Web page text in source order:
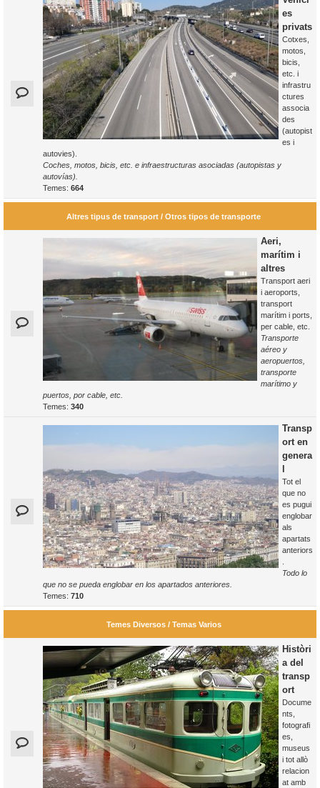
es
privats
Cotxes,
motos,
bicis,
etc. i
infrastru
ctures
associa
des
(autopist
es i
autovies).
Coches, motos, bicis, etc. e infraestructuras asociadas (autopistas y
autovías).
Temes: 664
Altres tipus de transport / Otros tipos de transporte
Aeri,
marítim i
altres
Transport aeri
i aeroports,
transport
marítim i ports,
per cable, etc.
Transporte
aéreo y
aeropuertos,
transporte
marítimo y
puertos, por cable, etc.
Temes: 340
Transp
ort en
genera
Tot el
que no
es pugui
englobar
als
apartats
anteriors
Todo lo
que no se pueda englobar en los apartados anteriores.
Temes: 710
Temes Diversos / Temas Varios
Històri
a del
transp
ort
Docume
nts,
fotografi
es,
museus
i tot allò
relacion
at amb